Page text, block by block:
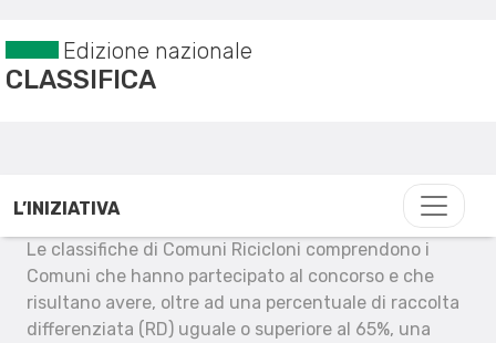
Edizione nazionale
CLASSIFICA
L’INIZIATIVA
Le classifiche di Comuni Ricicloni comprendono i
Comuni che hanno partecipato al concorso e che
risultano avere, oltre ad una percentuale di raccolta
differenziata (RD) uguale o superiore al 65%, una